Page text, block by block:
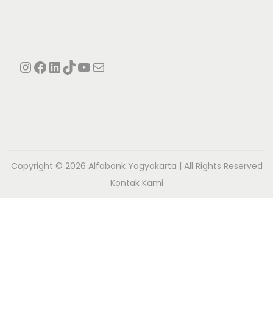
InstagramFacebook LinkedIn TikTok YouTube Mail
Copyright © 2026 Alfabank Yogyakarta | All Rights Reserved
Kontak Kami